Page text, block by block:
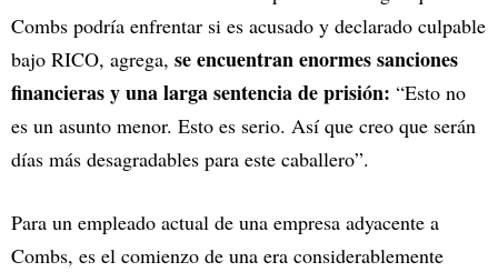
Combs podría enfrentar si es acusado y declarado culpable
bajo RICO, agrega, se encuentran enormes sanciones
financieras y una larga sentencia de prisión: “Esto no
es un asunto menor. Esto es serio. Así que creo que serán
días más desagradables para este caballero”.
Para un empleado actual de una empresa adyacente a
Combs, es el comienzo de una era considerablemente